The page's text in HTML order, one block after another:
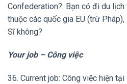
Confederation?: Bạn có đi du
thuộc các quốc gia EU (trừ
Sĩ không?
Your job – Công việc
36. Current job: Công việc hiện tại